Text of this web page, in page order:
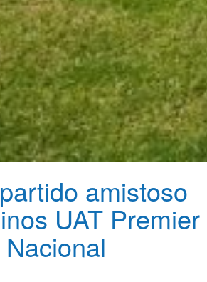
amistoso
UAT Premier